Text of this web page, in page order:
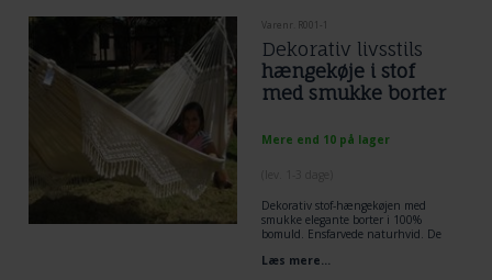
Varenr. R001-1
Dekorativ livsstils
hængekøje i stof
med smukke borter
Mere end 10 på lager
Dekorativ stof-hængekøjen med
smukke elegante borter i 100%
bomuld. Ensfarvede naturhvid. De
og Frynser er charmerende dekorativ
Læs mere...